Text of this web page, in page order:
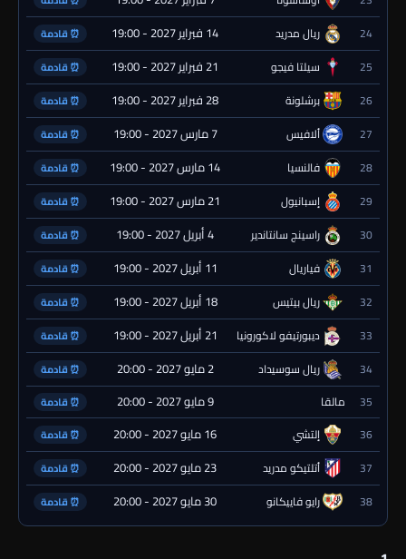
24 ريال مدريد 14 فبراير 2027 - 19:00 ⏰ قادمة
25 سيلتا فيجو 21 فبراير 2027 - 19:00 ⏰ قادمة
26 برشلونة 28 فبراير 2027 - 19:00 ⏰ قادمة
27 ألافيس 7 مارس 2027 - 19:00 ⏰ قادمة
28 فالنسيا 14 مارس 2027 - 19:00 ⏰ قادمة
29 إسبانيول 21 مارس 2027 - 19:00 ⏰ قادمة
30 راسينج سانتاندير 4 أبريل 2027 - 19:00 ⏰ قادمة
31 فياريال 11 أبريل 2027 - 19:00 ⏰ قادمة
32 ريال بيتيس 18 أبريل 2027 - 19:00 ⏰ قادمة
33 ديبورتيفو لاكورونيا 21 أبريل 2027 - 19:00 ⏰ قادمة
34 ريال سوسيداد 2 مايو 2027 - 20:00 ⏰ قادمة
35 مالقا 9 مايو 2027 - 20:00 ⏰ قادمة
36 إلتشي 16 مايو 2027 - 20:00 ⏰ قادمة
37 أتلتيكو مدريد 23 مايو 2027 - 20:00 ⏰ قادمة
38 رايو فاييكانو 30 مايو 2027 - 20:00 ⏰ قادمة